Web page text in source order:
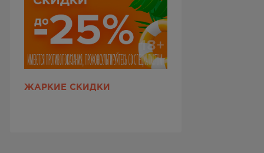
ЖАРКИЕ СКИДКИ